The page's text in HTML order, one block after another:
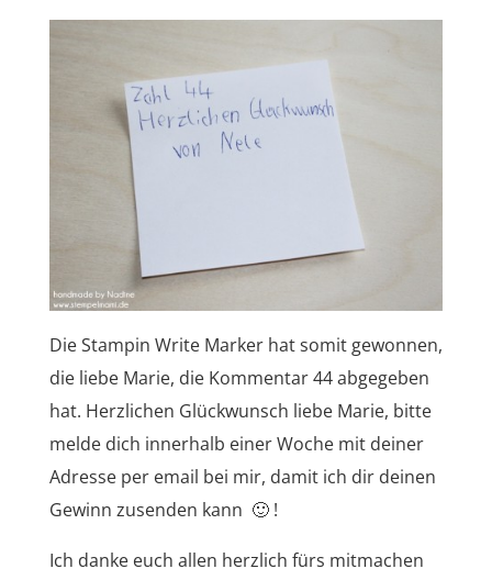
Die Stampin Write Marker hat somit gewonnen,
die liebe Marie, die Kommentar 44 abgegeben
hat. Herzlichen Glückwunsch liebe Marie, bitte
melde dich innerhalb einer Woche mit deiner
Adresse per email bei mir, damit ich dir deinen
Gewinn zusenden kann 🙂 !
Ich danke euch allen herzlich fürs mitmachen